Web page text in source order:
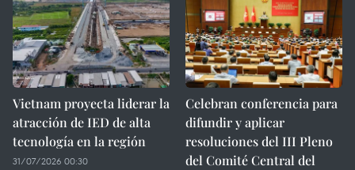
Vietnam proyecta liderar la
atracción de IED de alta
tecnología en la región
31/07/2026 00:30
Celebran conferencia para
difundir y aplicar
resoluciones del III Pleno
del Comité Central del